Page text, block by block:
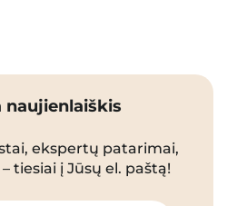
naujienlaiškis
ekspertų patarimai,
tiesiai į Jūsų el. paštą!